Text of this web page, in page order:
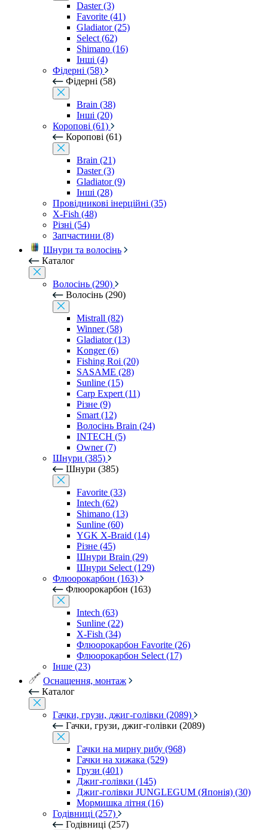
Daster (3)
Favorite (41)
Gladiator (25)
Select (62)
Shimano (16)
Інші (4)
Фідерні (58)
Фідерні (58)
Brain (38)
Інші (20)
Коропові (61)
Коропові (61)
Brain (21)
Daster (3)
Gladiator (9)
Інші (28)
Провідникові інерційні (35)
X-Fish (48)
Різні (54)
Запчастини (8)
Шнури та волосінь
Каталог
Волосінь (290)
Волосінь (290)
Mistrall (82)
Winner (58)
Gladiator (13)
Konger (6)
Fishing Roi (20)
SASAME (28)
Sunline (15)
Carp Expert (11)
Різне (9)
Smart (12)
Волосінь Brain (24)
INTECH (5)
Owner (7)
Шнури (385)
Шнури (385)
Favorite (33)
Intech (62)
Shimano (13)
Sunline (60)
YGK X-Braid (14)
Різне (45)
Шнури Brain (29)
Шнури Select (129)
Флюорокарбон (163)
Флюорокарбон (163)
Intech (63)
Sunline (22)
X-Fish (34)
Флюорокарбон Favorite (26)
Флюорокарбон Select (17)
Інше (23)
Оснащення, монтаж
Каталог
Гачки, грузи, джиг-голівки (2089)
Гачки, грузи, джиг-голівки (2089)
Гачки на мирну рибу (968)
Гачки на хижака (529)
Грузи (401)
Джиг-голівки (145)
Джиг-голівки JUNGLEGUM (Японія) (30)
Мормишка літня (16)
Годівниці (257)
Годівниці (257)